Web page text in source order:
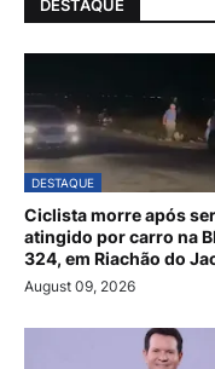
DESTAQUE
DESTAQUE
Ciclista morre após ser
atingido por carro na
324, em Riachão do
August 09, 2026